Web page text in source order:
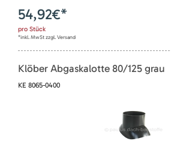
54,92€*
pro Stück
*inkl. MwSt zzgl. Versand
Klöber Abgaskalotte 80/125 grau
KE 8065-0400